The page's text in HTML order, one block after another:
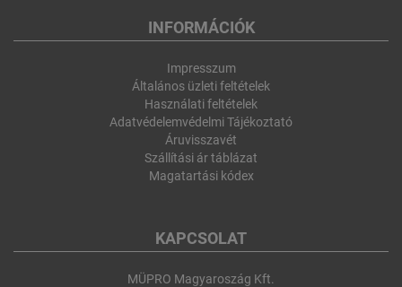
INFORMÁCIÓK
Impresszum
Általános üzleti feltételek
Használati feltételek
Adatvédelemvédelmi Tájékoztató
Áruvisszavét
Szállítási ár táblázat
Magatartási kódex
KAPCSOLAT
MÜPRO Magyaroszág Kft.